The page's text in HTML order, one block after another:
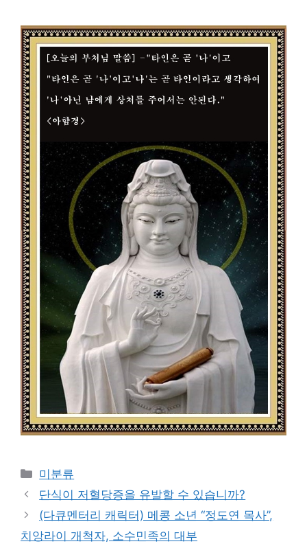
Categories
미분류
단식이 저혈당증을 유발할 수 있습니까?
(다큐멘터리 캐릭터) 메콩 소년 “정도연 목사”,
치앙라이 개척자, 소수민족의 대부